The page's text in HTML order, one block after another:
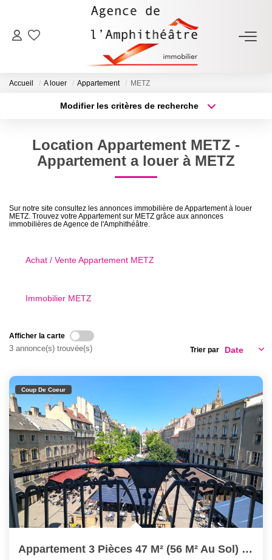
ACHETER
NOTRE AGENCE
Notre Équipe
Accueil A louer Appartement METZ
Modifier les critères de recherche
Sélectionnez...
Type de bien
Surface min
Créer une alerte
Location Appartement METZ -
Appartement a louer à METZ
Sur notre site consultez les annonces immobilière de Appartement à louer
METZ. Trouvez votre Appartement sur METZ grâce aux annonces
immobilières de Agence de l'Amphithéâtre.
Achat / Vente Appartement METZ
Immobilier METZ
Afficher la carte
3 annonce(s) trouvée(s) Trier par
Coup De Coeur
Appartement 3 Pièces 47 M² (56 M² Au Sol) À Louer À METZ...